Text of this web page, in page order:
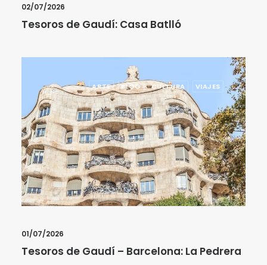
02/07/2026
Tesoros de Gaudí: Casa Batlló
ARTE BLOG CULTURA VIAJES
01/07/2026
Tesoros de Gaudí – Barcelona: La Pedrera